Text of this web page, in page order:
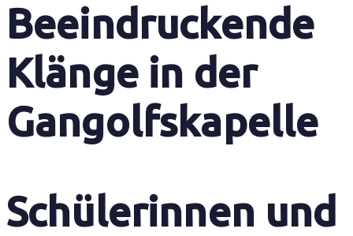
Beeindruckende
Klänge in der
Gangolfskapelle
Schülerinnen und